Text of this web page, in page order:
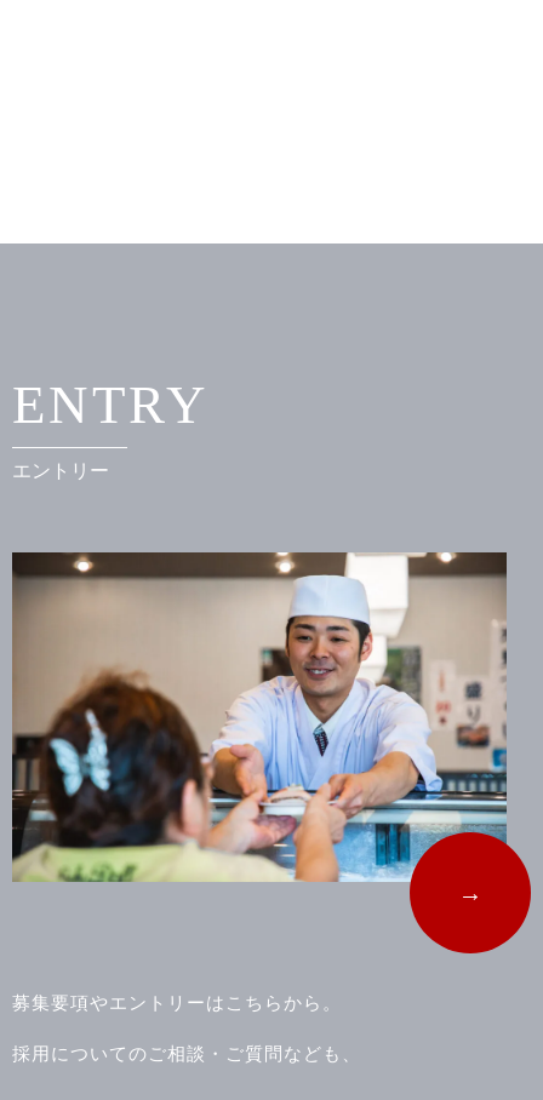
ENTRY
エントリー
→
募集要項やエントリーはこちらから。
採用についてのご相談・ご質問なども、